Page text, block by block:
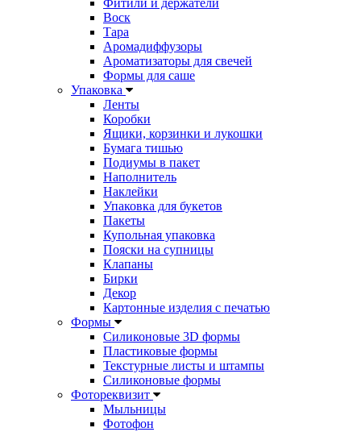
Фитили и держатели
Воск
Тара
Аромадиффузоры
Ароматизаторы для свечей
Формы для саше
Упаковка
Ленты
Коробки
Ящики, корзинки и лукошки
Бумага тишью
Подиумы в пакет
Наполнитель
Наклейки
Упаковка для букетов
Пакеты
Купольная упаковка
Пояски на супницы
Клапаны
Бирки
Декор
Картонные изделия с печатью
Формы
Силиконовые 3D формы
Пластиковые формы
Текстурные листы и штампы
Силиконовые формы
Фотореквизит
Мыльницы
Фотофон